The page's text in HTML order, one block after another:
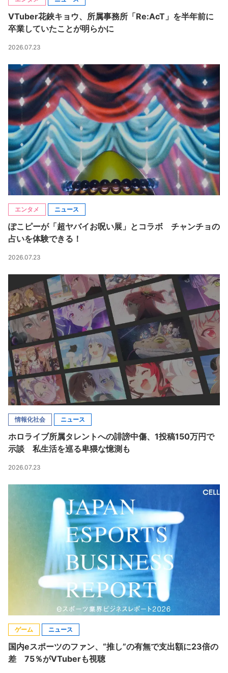
VTuber花鋏キョウ、所属事務所「Re:AcT」を半年前に
卒業していたことが明らかに
2026.07.23
エンタメ ニュース
ぽこピーが「超ヤバイお呪い展」とコラボ チャンチョの
占いを体験できる！
2026.07.23
情報化社会 ニュース
ホロライブ所属タレントへの誹謗中傷、1投稿150万円で
示談 私生活を巡る卑猥な憶測も
2026.07.23
ゲーム ニュース
国内eスポーツのファン、“推し”の有無で支出額に23倍の
差 75％がVTuberも視聴